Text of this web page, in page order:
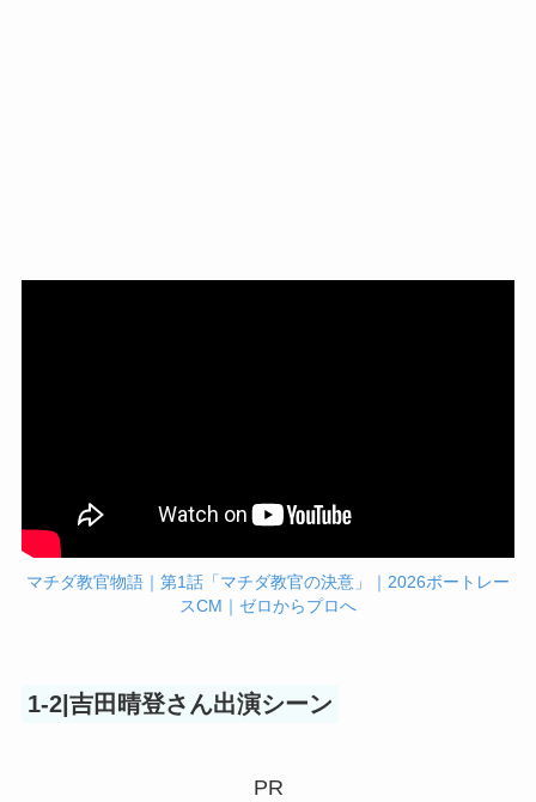
マチダ教官物語｜第1話「マチダ教官の決意」｜2026ボートレー
スCM｜ゼロからプロへ
1-2|吉田晴登さん出演シーン
PR